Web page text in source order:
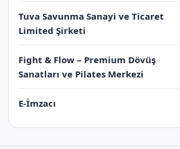
Tuva Savunma Sanayi ve Ticaret
Limited Şirketi
Fight & Flow – Premium Dövüş
Sanatları ve Pilates Merkezi
E-İmzacı